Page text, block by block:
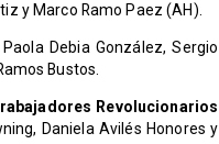
y Marco Ramo Paez (AH).
Debia González, Sergio
Bustos.
Revolucionarios
Daniela Avilés Honores y